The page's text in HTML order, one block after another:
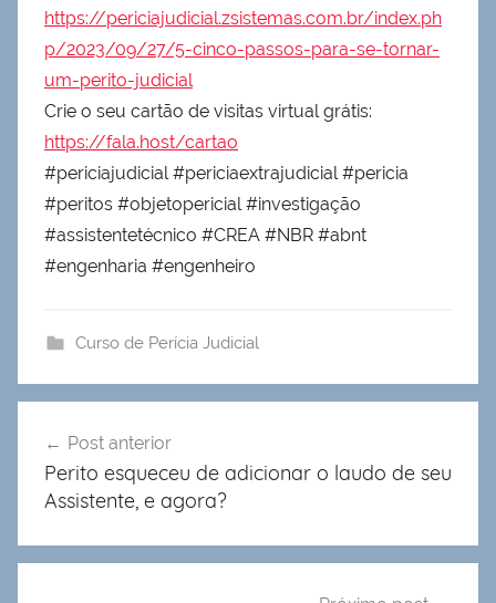
https://periciajudicial.zsistemas.com.br/index.ph
p/2023/09/27/5-cinco-passos-para-se-tornar-
um-perito-judicial
Crie o seu cartão de visitas virtual grátis:
https://fala.host/cartao
#periciajudicial #periciaextrajudicial #pericia
#peritos #objetopericial #investigação
#assistentetécnico #CREA #NBR #abnt
#engenharia #engenheiro
Curso de Perícia Judicial
de
Post
Post anterior
Perito esqueceu de adicionar o laudo de seu
Assistente, e agora?